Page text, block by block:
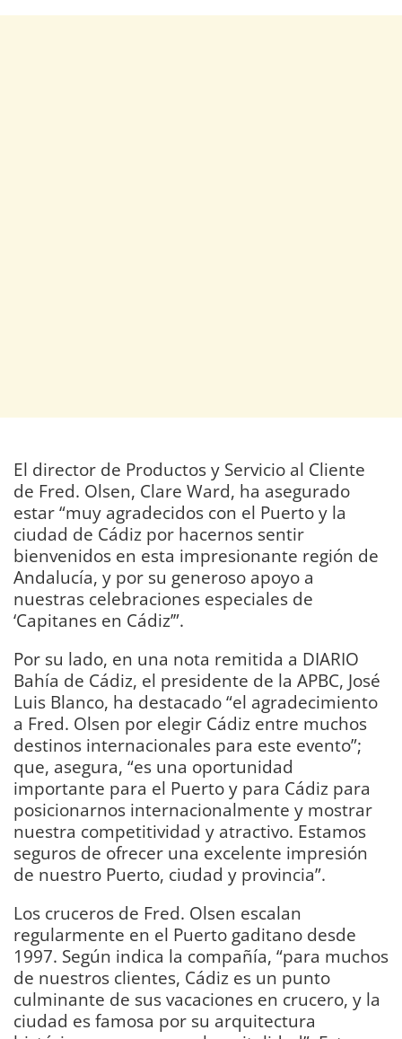
El director de Productos y Servicio al Cliente
de Fred. Olsen, Clare Ward, ha asegurado
estar “muy agradecidos con el Puerto y la
ciudad de Cádiz por hacernos sentir
bienvenidos en esta impresionante región de
Andalucía, y por su generoso apoyo a
nuestras celebraciones especiales de
‘Capitanes en Cádiz’”.
Por su lado, en una nota remitida a DIARIO
Bahía de Cádiz, el presidente de la APBC, José
Luis Blanco, ha destacado “el agradecimiento
a Fred. Olsen por elegir Cádiz entre muchos
destinos internacionales para este evento”;
que, asegura, “es una oportunidad
importante para el Puerto y para Cádiz para
posicionarnos internacionalmente y mostrar
nuestra competitividad y atractivo. Estamos
seguros de ofrecer una excelente impresión
de nuestro Puerto, ciudad y provincia”.
Los cruceros de Fred. Olsen escalan
regularmente en el Puerto gaditano desde
1997. Según indica la compañía, “para muchos
de nuestros clientes, Cádiz es un punto
culminante de sus vacaciones en crucero, y la
ciudad es famosa por su arquitectura